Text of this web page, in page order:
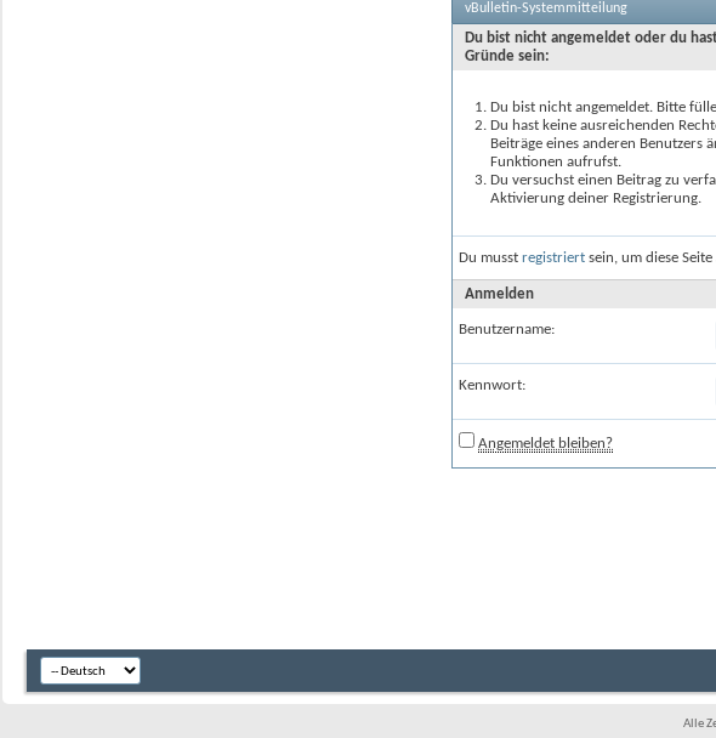
vBulletin-Systemmitteilung
Du bist nicht angemeldet oder du
Gründe sein:
Du bist nicht angemeldet. Bitte
Du hast keine ausreichenden
Beiträge eines anderen
Funktionen aufrufst.
Du versuchst einen Beitrag zu
Aktivierung deiner Registrierung.
Du musst registriert sein, um diese
Anmelden
Benutzername:
Kennwort:
Angemeldet bleiben?
Alle